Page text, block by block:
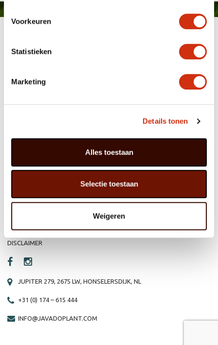
Voorkeuren
Statistieken
Marketing
Details tonen
Alles toestaan
Selectie toestaan
Weigeren
ORGANISATIE
REFERENTIES
WEBSHOP
NIEUWS
VACATURE
PRIVACY STATEMENT
DISCLAIMER
JUPITER 279, 2675 LW, HONSELERSDIJK, NL
+31 (0) 174 – 615 444
INFO@JAVADOPLANT.COM